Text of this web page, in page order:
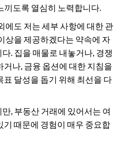
끼도록 열심히 노력합니다.
에도 저는 세부 사항에 대한 관
상을 제공하겠다는 약속에 자
. 집을 매물로 내놓거나, 경쟁
거나, 금융 옵션에 대한 지침을
표 달성을 돕기 위해 최선을 다
, 부동산 거래에 있어서는 여
기 때문에 경험이 매우 중요합